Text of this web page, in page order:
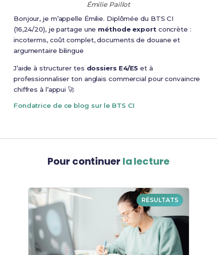
Émilie Paillot
Bonjour, je m’appelle Émilie. Diplômée du BTS CI
(16,24/20), je partage une méthode exportconcrète :
incoterms, coût complet, documents de douane et
argumentaire bilingue
J’aide à structurer tes dossiers E4/E5 et à
professionnaliser ton anglais commercial pour convaincre
chiffres à l’appui 🚀
Fondatrice de ce blog sur le BTS CI
Pour continuer la lecture
RÉSULTATS